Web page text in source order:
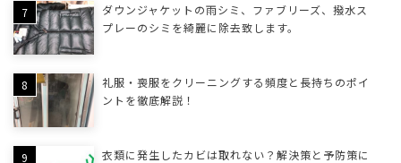
ダウンジャケットの雨シミ、ファブリーズ、撥水ス
プレーのシミを綺麗に除去致します。
礼服・喪服をクリーニングする頻度と長持ちのポイ
ントを徹底解説！
衣類に発生したカビは取れない？解決策と予防策に